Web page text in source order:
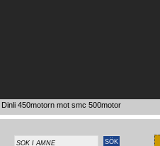
Dinli 450motorn mot smc 500motor